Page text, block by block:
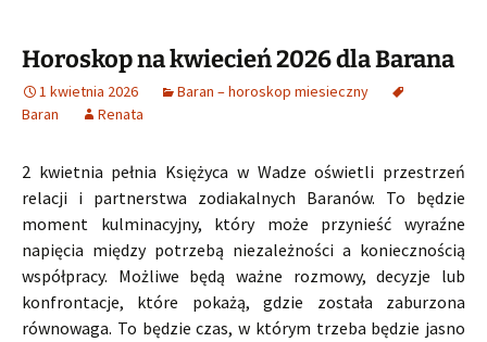
Horoskop na kwiecień 2026 dla Barana
1 kwietnia 2026
Baran – horoskop miesieczny
Baran
Renata
2 kwietnia pełnia Księżyca w Wadze oświetli przestrzeń
relacji i partnerstwa zodiakalnych Baranów. To będzie
moment kulminacyjny, który może przynieść wyraźne
napięcia między potrzebą niezależności a koniecznością
współpracy. Możliwe będą ważne rozmowy, decyzje lub
konfrontacje, które pokażą, gdzie została zaburzona
równowaga. To będzie czas, w którym trzeba będzie jasno